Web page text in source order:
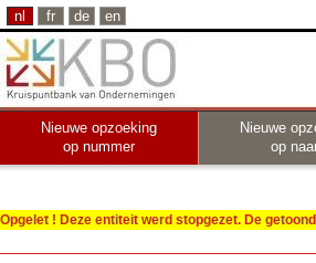
nl fr de en
Nieuwe opzoeking
op nummer
Nieuwe
op
Opgelet ! Deze entiteit werd stopgezet. De